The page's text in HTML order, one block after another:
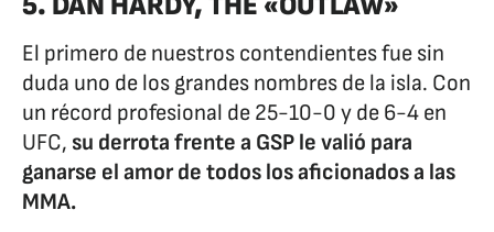
El primero de nuestros contendientes fue sin
duda uno de los grandes nombres de la isla. Con
un récord profesional de 25-10-0 y de 6-4 en
UFC, su derrota frente a GSP le valió para
ganarse el amor de todos los aficionados a las
MMA.